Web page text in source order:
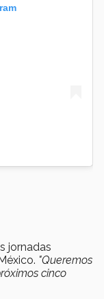
jornadas
"Queremos
cinco